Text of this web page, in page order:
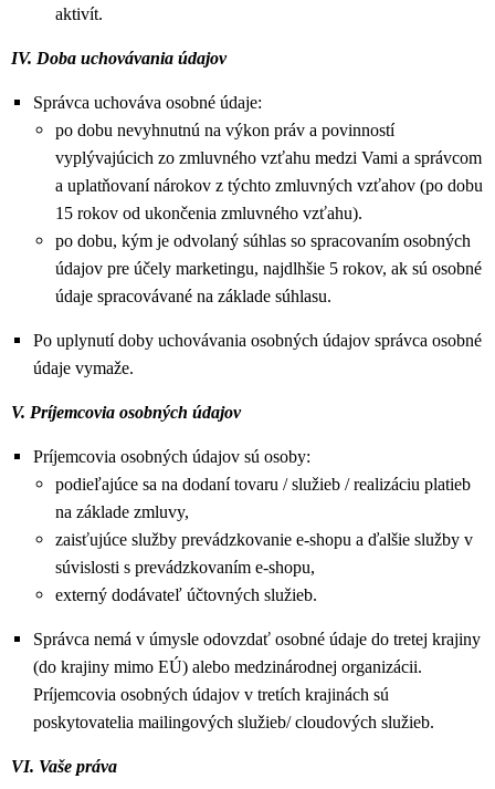
aktivít.
IV. Doba uchovávania údajov
Správca uchováva osobné údaje:
po dobu nevyhnutnú na výkon práv a povinností
vyplývajúcich zo zmluvného vzťahu medzi Vami a správcom
a uplatňovaní nárokov z týchto zmluvných vzťahov (po dobu
15 rokov od ukončenia zmluvného vzťahu).
po dobu, kým je odvolaný súhlas so spracovaním osobných
údajov pre účely marketingu, najdlhšie 5 rokov, ak sú osobné
údaje spracovávané na základe súhlasu.
Po uplynutí doby uchovávania osobných údajov správca osobné
údaje vymaže.
V. Príjemcovia osobných údajov
Príjemcovia osobných údajov sú osoby:
podieľajúce sa na dodaní tovaru / služieb / realizáciu platieb
na základe zmluvy,
zaisťujúce služby prevádzkovanie e-shopu a ďalšie služby v
súvislosti s prevádzkovaním e-shopu,
externý dodávateľ účtovných služieb.
Správca nemá v úmysle odovzdať osobné údaje do tretej krajiny
(do krajiny mimo EÚ) alebo medzinárodnej organizácii.
Príjemcovia osobných údajov v tretích krajinách sú
poskytovatelia mailingových služieb/ cloudových služieb.
VI. Vaše práva